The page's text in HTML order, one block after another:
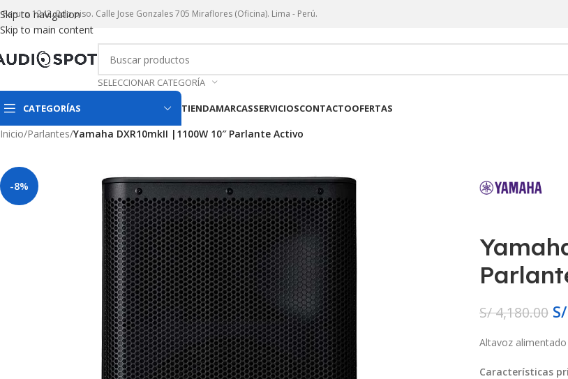
Skip to navigation
Skip to main content
Paruro 1242. 2do piso. Calle Jose Gonzales 705 Miraflores (Oficina). Lima - Perú.
SELECCIONAR CATEGORÍA
CATEGORÍAS TIENDAMARCASSERVICIOSCONTACTOOFERTAS
Inicio/Parlantes/Yamaha DXR10mkII |1100W 10″ Parlante Activo
-8%
S/4,180.00 S/
Altavoz
Características